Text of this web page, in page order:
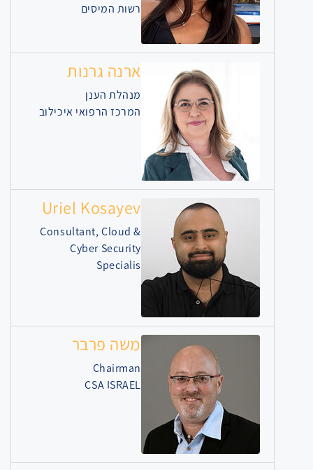
רשות המיסים
ארנה גרנות
מנהלת הענן
המרכז הרפואי איכילוב
Uriel Kosayev
Consultant, Cloud &
Cyber Security
Specialis
משה פרבר
Chairman
CSA ISRAEL